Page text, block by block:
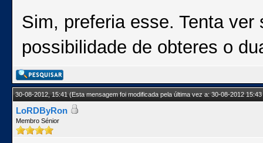
Sim, preferia esse. Tenta
possibilidade de obteres o
30-08-2012, 15:41(Esta mensagem foi modificada pela última vez a: 30-08-2012
LoRDByRon
Membro Sénior